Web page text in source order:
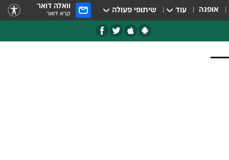
אופנה עוד שיתופי פעולה וואלה דואר
קרא דואר